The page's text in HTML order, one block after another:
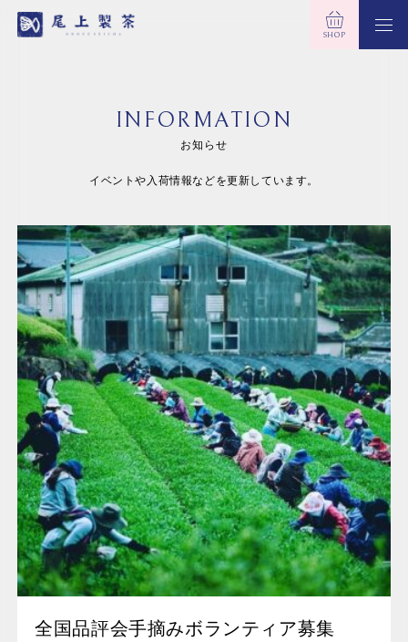
SHOP
INFORMATION
お知らせ
イベントや入荷情報などを更新しています。
全国品評会手摘みボランティア募集